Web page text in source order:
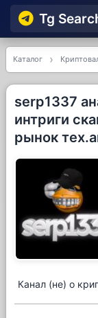
Tg
Каталог
serp1337
интриги
рынок
Канал (не) о